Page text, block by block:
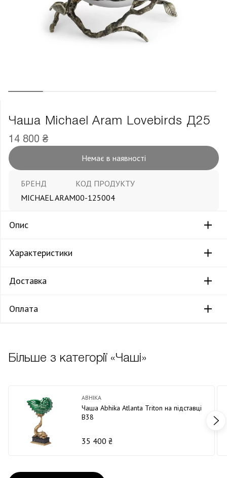
Чаша Michael Aram Lovebirds Д25
14 800 ₴
Немає в наявності
БРЕНД
MICHAEL ARAM
КОД ПРОДУКТУ
00-125004
Опис
Характеристики
Доставка
Оплата
Більше з категорії «Чаші»
ABHIKA
Чаша Abhika Atlanta Triton на підставці
В38
35 400 ₴